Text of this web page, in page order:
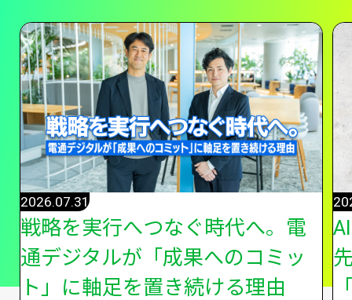
戦略を実行へつなぐ時代へ。電
通デジタルが「成果へのコミッ
ト」に軸足を置き続ける理由
2026.07.31